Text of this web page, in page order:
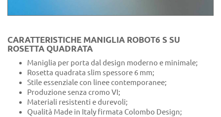
CARATTERISTICHE MANIGLIA ROBOT6 S SU
ROSETTA QUADRATA
Maniglia per porta dal design moderno e minimale;
Rosetta quadrata slim spessore 6 mm;
Stile essenziale con linee contemporanee;
Produzione senza cromo VI;
Materiali resistenti e durevoli;
Qualità Made in Italy firmata Colombo Design;